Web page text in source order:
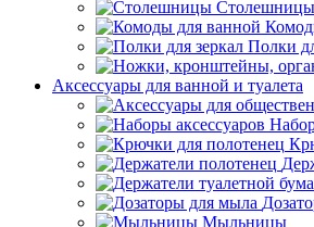
Столешницы
Полки
Аксессуары для ванной и туалета
Мыльницы